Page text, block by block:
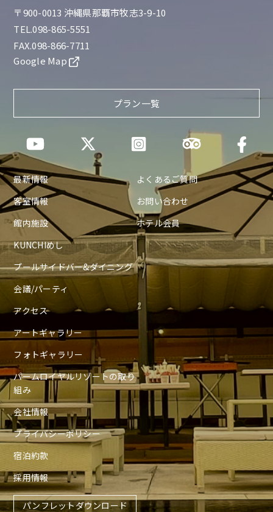
〒900-0013 沖縄県那覇市牧志3-9-10
TEL.098-865-5551
FAX.098-866-7711
Google Map
プラン一覧
最新情報
客室情報
館内施設
KUNCHIめし
プールサイドバー&ダイニング
会議/パーティ
アクセス
アートギャラリー
フォトギャラリー
よくあるご質問
お問い合わせ
ホテル会員
パームロイヤルリゾートの取り
組み
会社情報
プライバシーポリシー
宿泊約款
採用情報
パンフレットダウンロード